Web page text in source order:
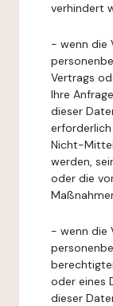
verhindert
- wenn die
Vertrags
Ihre
dieser
Nicht-
werden,
oder die
- wenn die
oder eines
dieser